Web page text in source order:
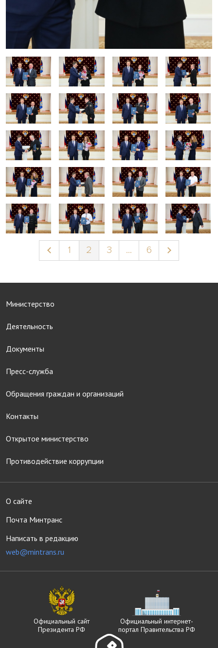
1 2 3 ... 6
Министерство
Деятельность
Документы
Пресс-служба
Обращения граждан и организаций
Контакты
Открытое министерство
Противодействие коррупции
О сайте
Почта Минтранс
Написать в редакцию
web@mintrans.ru
Официальный сайт
Президента РФ
Официальный интернет-
портал Правительства РФ